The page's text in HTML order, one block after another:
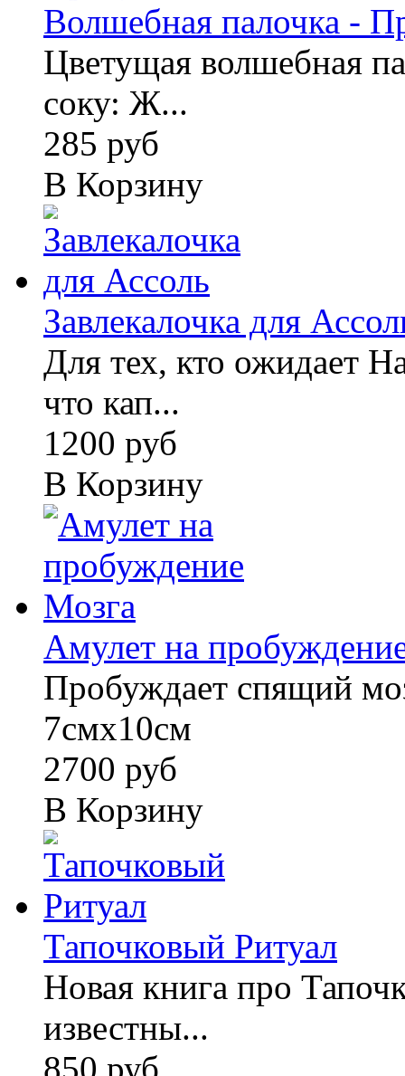
Волшебная палочка -
Цветущая волшебная
соку: Ж...
285 руб
В Корзину
Завлекалочка для
Для тех, кто ожидает
что кап...
1200 руб
В Корзину
Амулет на
Пробуждает спящий
7смх10см
2700 руб
В Корзину
Тапочковый Ритуал
Новая книга про
известны...
850 руб